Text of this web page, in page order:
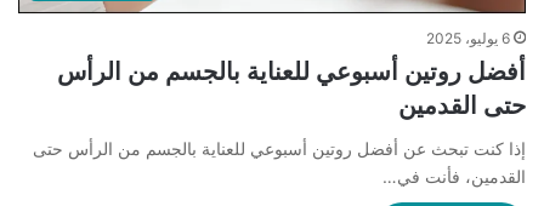
6 يوليو، 2025
أفضل روتين أسبوعي للعناية بالجسم من الرأس
حتى القدمين
إذا كنت تبحث عن أفضل روتين أسبوعي للعناية بالجسم من الرأس حتى
القدمين، فأنت في…